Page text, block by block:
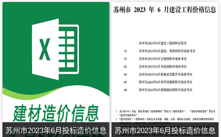
苏州市2023年6月投标造价信息
苏州市2023年6月投标造价信息